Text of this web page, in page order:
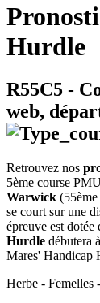
Hurdle
R55C5 -
web,
Retrouvez nos
5ème course
Warwick
se court sur une
épreuve est
Hurdle débutera
Mares' Handicap
Herbe - Femelles